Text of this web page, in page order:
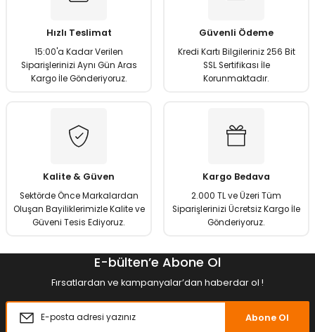
Ürün fiyatı diğer sitelerden daha pahalı.
Bu ürüne benzer farklı alternatifler olmalı.
Hızlı Teslimat
15:00'a Kadar Verilen
Siparişlerinizi Aynı Gün Aras
Kargo İle Gönderiyoruz.
Güvenli Ödeme
Kredi Kartı Bilgileriniz 256 Bit
SSL Sertifikası İle
Korunmaktadır.
Kalite & Güven
Sektörde Önce Markalardan
Oluşan Bayiliklerimizle Kalite ve
Güveni Tesis Ediyoruz.
Kargo Bedava
2.000 TL ve Üzeri Tüm
Siparişlerinizi Ücretsiz Kargo İle
Gönderiyoruz.
E-bülten’e Abone Ol
Fırsatlardan ve kampanyalar’dan haberdar ol !
Abone Ol